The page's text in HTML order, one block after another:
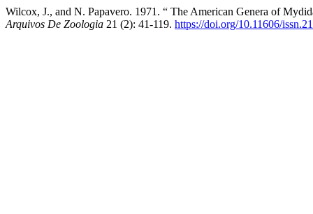
Wilcox, J., and N. Papavero. 1971. “ The American Genera of
Arquivos De Zoologia 21 (2): 41-119. https://doi.org/10.11606/